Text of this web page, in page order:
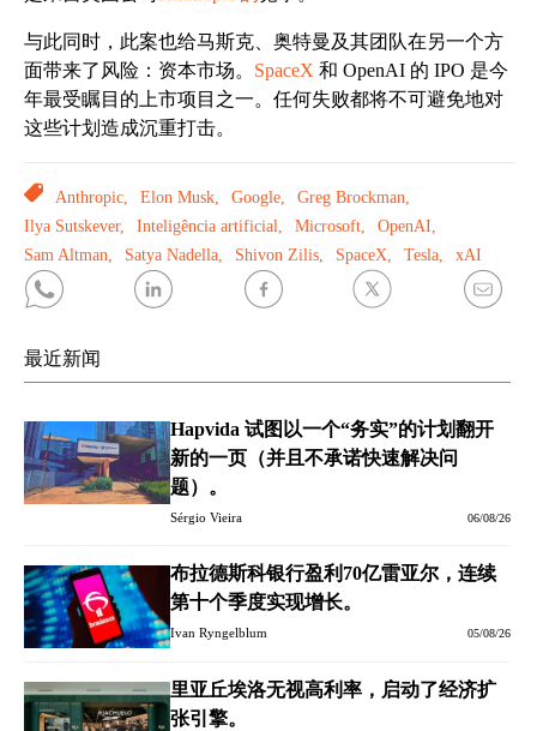
与此同时，此案也给马斯克、奥特曼及其团队在另一个方
面带来了风险：资本市场。 SpaceX 和 OpenAI 的 IPO 是今
年最受瞩目的上市项目之一。任何失败都将不可避免地对
这些计划造成沉重打击。
TAGSAnthropic, Elon Musk, Google,
Greg Brockman,
Ilya Sutskever,
Inteligência artificial, Microsoft,
OpenAI,
Sam Altman,
Satya Nadella, Shivon Zilis, SpaceX, Tesla, xAI
最近新闻
Hapvida 试图以一个“务实”的计划翻开
新的一页（并且不承诺快速解决问
题）。
Sérgio Vieira 06/08/26
布拉德斯科银行盈利70亿雷亚尔，连续
第十个季度实现增长。
Ivan Ryngelblum 05/08/26
里亚丘埃洛无视高利率，启动了经济扩
张引擎。